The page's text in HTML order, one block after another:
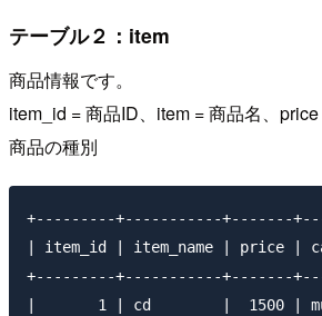
テーブル２：item
商品情報です。
item_id = 商品ID、item = 商品名、
商品の種別
+---------+-----------+-------
| item_id | item_name | price |
+---------+-----------+-------
|       1 | cd        |  1500 |